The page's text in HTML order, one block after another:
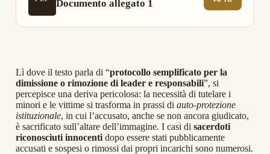
Documento allegato 1
Lì dove il testo parla di “protocollo semplificato per la
dimissione o rimozione di leader e responsabili”, si
percepisce una deriva pericolosa: la necessità di tutelare i
minori e le vittime si trasforma in prassi di auto-protezione
istituzionale, in cui l’accusato, anche se non ancora giudicato,
è sacrificato sull’altare dell’immagine. I casi di sacerdoti
riconosciuti innocenti dopo essere stati pubblicamente
accusati e sospesi o rimossi dai propri incarichi sono numerosi.